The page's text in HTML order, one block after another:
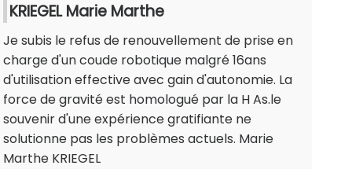
KRIEGEL Marie Marthe
Je subis le refus de renouvellement de prise en
charge d'un coude robotique malgré 16ans
d'utilisation effective avec gain d'autonomie. La
force de gravité est homologué par la H As.le
souvenir d'une expérience gratifiante ne
solutionne pas les problèmes actuels. Marie
Marthe KRIEGEL